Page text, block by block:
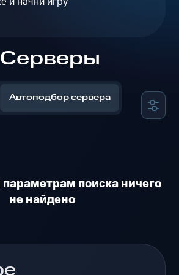
Серверы
Автоподбор сервера
поиска ничего
не найдено